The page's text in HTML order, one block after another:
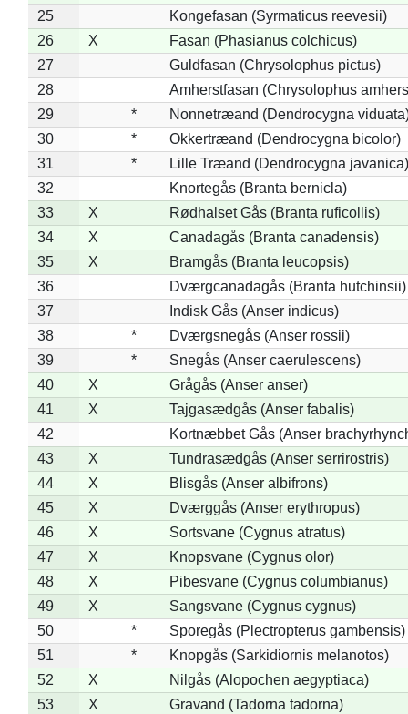
25
Kongefasan (Syrmaticus reevesii)
26
X
Fasan (Phasianus colchicus)
27
Guldfasan (Chrysolophus pictus)
28
Amherstfasan (Chrysolophus
29
*
Nonnetræand (Dendrocygna
30
*
Okkertræand (Dendrocygna bicolor)
31
*
Lille Træand (Dendrocygna javanica)
32
Knortegås (Branta bernicla)
33
X
Rødhalset Gås (Branta ruficollis)
34
X
Canadagås (Branta canadensis)
35
X
Bramgås (Branta leucopsis)
36
Dværgcanadagås (Branta hutchinsii)
37
Indisk Gås (Anser indicus)
38
*
Dværgsnegås (Anser rossii)
39
*
Snegås (Anser caerulescens)
40
X
Grågås (Anser anser)
41
X
Tajgasædgås (Anser fabalis)
42
Kortnæbbet Gås (Anser
43
X
Tundrasædgås (Anser serrirostris)
44
X
Blisgås (Anser albifrons)
45
X
Dværggås (Anser erythropus)
46
X
Sortsvane (Cygnus atratus)
47
X
Knopsvane (Cygnus olor)
48
X
Pibesvane (Cygnus columbianus)
49
X
Sangsvane (Cygnus cygnus)
50
*
Sporegås (Plectropterus gambensis)
51
*
Knopgås (Sarkidiornis melanotos)
52
X
Nilgås (Alopochen aegyptiaca)
53
X
Gravand (Tadorna tadorna)